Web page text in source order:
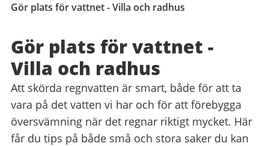
Gör plats för vattnet - Villa och radhus
Gör plats för vattnet -
Villa och radhus
Att skörda regnvatten är smart, både för att ta
vara på det vatten vi har och för att förebygga
översvämning när det regnar riktigt mycket. Här
får du tips på både små och stora saker du kan